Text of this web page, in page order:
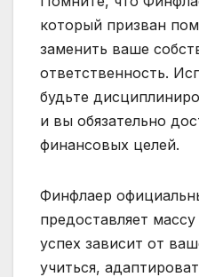
который призван
заменить ваше
ответственность.
будьте
и вы обязательно
финансовых целей.
Финфлаер
предоставляет
успех зависит от
учиться,